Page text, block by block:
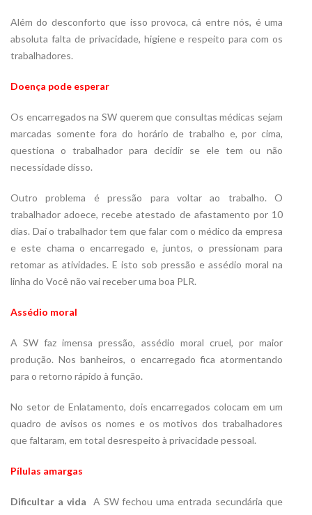
Além do desconforto que isso provoca, cá entre nós, é uma
absoluta falta de privacidade, higiene e respeito para com os
trabalhadores.
Doença pode esperar
Os encarregados na SW querem que consultas médicas sejam
marcadas somente fora do horário de trabalho e, por cima,
questiona o trabalhador para decidir se ele tem ou não
necessidade disso.
Outro problema é pressão para voltar ao trabalho. O
trabalhador adoece, recebe atestado de afastamento por 10
dias. Daí o trabalhador tem que falar com o médico da empresa
e este chama o encarregado e, juntos, o pressionam para
retomar as atividades. E isto sob pressão e assédio moral na
linha do Você não vai receber uma boa PLR.
Assédio moral
A SW faz imensa pressão, assédio moral cruel, por maior
produção. Nos banheiros, o encarregado fica atormentando
para o retorno rápido à função.
No setor de Enlatamento, dois encarregados colocam em um
quadro de avisos os nomes e os motivos dos trabalhadores
que faltaram, em total desrespeito à privacidade pessoal.
Pílulas amargas
Dificultar a vida  A SW fechou uma entrada secundária que